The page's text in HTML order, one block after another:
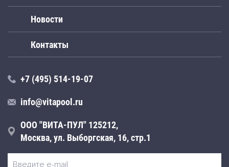
Новости
Контакты
+7 (495) 514-19-07
info@vitapool.ru
ООО "ВИТА-ПУЛ" 125212,
Москва, ул. Выборгская, 16, стр.1